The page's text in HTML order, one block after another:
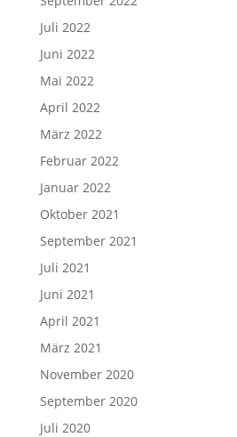
Juli 2022
Juni 2022
Mai 2022
April 2022
März 2022
Februar 2022
Januar 2022
Oktober 2021
September 2021
Juli 2021
Juni 2021
April 2021
März 2021
November 2020
September 2020
Juli 2020